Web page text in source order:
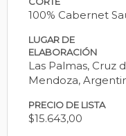
100% Cabernet
LUGAR DE
ELABORACIÓN
Las Palmas, Cruz
Mendoza,
PRECIO DE LISTA
$15.643,00